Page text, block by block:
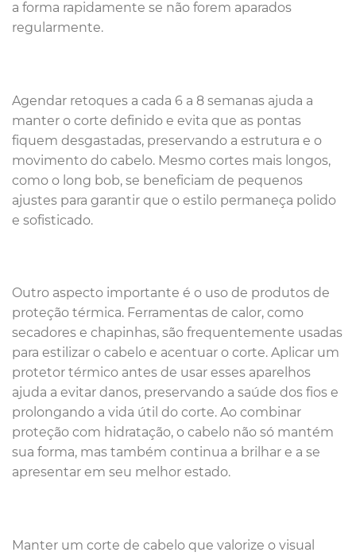
a forma rapidamente se não forem aparados
regularmente.
Agendar retoques a cada 6 a 8 semanas ajuda a
manter o corte definido e evita que as pontas
fiquem desgastadas, preservando a estrutura e o
movimento do cabelo. Mesmo cortes mais longos,
como o long bob, se beneficiam de pequenos
ajustes para garantir que o estilo permaneça polido
e sofisticado.
Outro aspecto importante é o uso de produtos de
proteção térmica. Ferramentas de calor, como
secadores e chapinhas, são frequentemente usadas
para estilizar o cabelo e acentuar o corte. Aplicar um
protetor térmico antes de usar esses aparelhos
ajuda a evitar danos, preservando a saúde dos fios e
prolongando a vida útil do corte. Ao combinar
proteção com hidratação, o cabelo não só mantém
sua forma, mas também continua a brilhar e a se
apresentar em seu melhor estado.
Manter um corte de cabelo que valorize o visual